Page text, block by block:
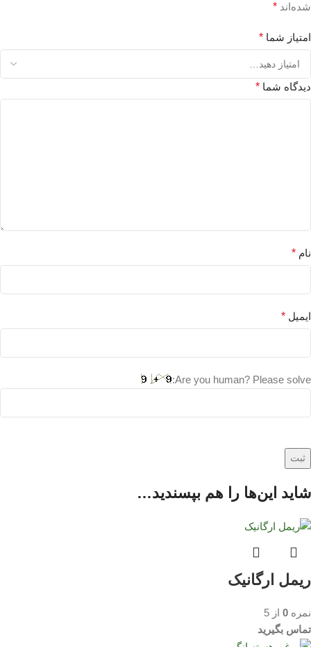
شده‌اند *
امتیاز شما *
دیدگاه شما *
نام *
ایمیل *
Are you human? Please solve:
شاید این‌ها را هم بپسندید…
ریمل ارگانیک
نمره 0 از 5
تماس بگیرید